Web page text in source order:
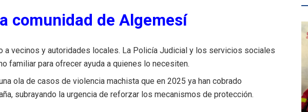
comunidad de Algemesí
a vecinos y autoridades locales. La Policía Judicial y los servicios sociales
familiar para ofrecer ayuda a quienes lo necesiten.
ola de casos de violencia machista que en 2025 ya han cobrado
subrayando la urgencia de reforzar los mecanismos de protección.